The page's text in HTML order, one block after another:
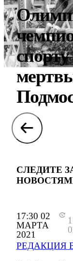
17:30 02
МАРТА
2021
РЕДАКЦИЯ
СЛЕДИТЕ